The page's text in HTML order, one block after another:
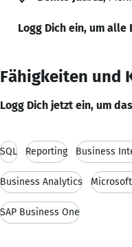
Logg Dich ein, um alle
Fähigkeiten und
Logg Dich jetzt ein, um
SQL Reporting Business
Business Analytics
SAP Business One